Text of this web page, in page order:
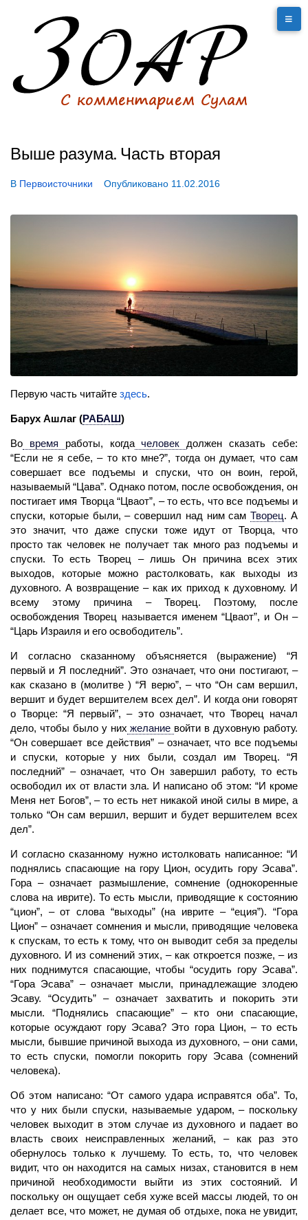
Выше разума. Часть вторая
В Первоисточники Опубликовано 11.02.2016
Первую часть читайте здесь.
Барух Ашлаг (РАБАШ)
Во время работы, когдачеловек должен сказать себе:
“Если не я себе, – то кто мне?”, тогда он думает, что сам
совершает все подъемы и спуски, что он воин, герой,
называемый “Цава”. Однако потом, после освобождения, он
постигает имя Творца “Цваот”, – то есть, что все подъемы и
спуски, которые были, – совершил над ним сам Творец. А
это значит, что даже спуски тоже идут от Творца, что
просто так человек не получает так много раз подъемы и
спуски. То есть Творец – лишь Он причина всех этих
выходов, которые можно растолковать, как выходы из
духовного. А возвращение – как их приход к духовному. И
всему этому причина – Творец. Поэтому, после
освобождения Творец называется именем “Цваот”, и Он –
“Царь Израиля и его освободитель”.
И согласно сказанному объясняется (выражение) “Я
первый и Я последний”. Это означает, что они постигают, –
как сказано в (молитве ) “Я верю”, – что “Он сам вершил,
вершит и будет вершителем всех дел”. И когда они говорят
о Творце: “Я первый”, – это означает, чтоТворец начал
дело, чтобы было у них желание войти в духовную работу.
“Он совершает все действия” – означает, что все подъемы
и спуски, которые у них были, создал им Творец. “Я
последний” – означает, что Он завершил работу, то есть
освободил их от власти зла. И написано об этом: “И кроме
Меня нет Богов”, – то есть нет никакой иной силы в мире, а
только “Он сам вершил, вершит и будет вершителем всех
дел”.
И согласно сказанному нужно истолковать написанное: “И
поднялись спасающие на гору Цион, осудить гору Эсава”.
Гора – означает размышление, сомнение (однокоренные
слова на иврите). То есть мысли, приводящие к состоянию
“цион”, – от слова “выходы” (на иврите – “еция”). “Гора
Цион” – означает сомнения и мысли, приводящие человека
к спускам, то есть к тому, что он выводит себя за пределы
духовного. И из сомнений этих, – как откроется позже, – из
них поднимутся спасающие, чтобы “осудить гору Эсава”.
“Гора Эсава” – означает мысли, принадлежащие злодею
Эсаву. “Осудить” – означает захватить и покорить эти
мысли. “Поднялись спасающие” – кто они спасающие,
которые осуждают гору Эсава? Это гора Цион, – то есть
мысли, бывшие причиной выхода из духовного, – они сами,
то есть спуски, помогли покорить гору Эсава (сомнений
человека).
Об этом написано: “От самого удара исправятся оба”. То,
что у них были спуски, называемые ударом, – поскольку
человек выходит в этом случае из духовного и падает во
власть своих неисправленных желаний, – как раз это
обернулось только к лучшему. То есть, то, что человек
видит, что он находится на самых низах, становится в нем
причиной необходимости выйти из этих состояний. И
поскольку он ощущает себя хуже всей массы людей, то он
делает все, что может, не думая об отдыхе, пока не увидит,